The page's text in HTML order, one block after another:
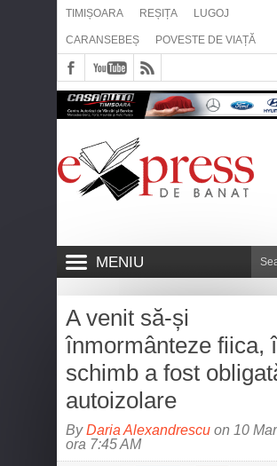
TIMIȘOARA REȘIȚA LUGOJ
CARANSEBEȘ POVESTE DE VIAȚĂ
MENIU
A venit să-și
înmormânteze fiica,
schimb a fost
autoizolare
ByDaria Alexandrescu on 10
ora 7:45 AM